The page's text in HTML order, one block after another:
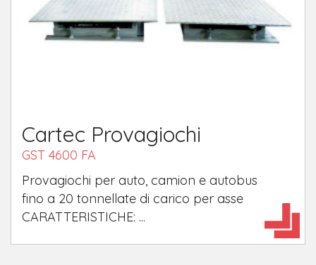
Cartec Provagiochi
GST 4600 FA
Provagiochi per auto, camion e autobus
fino a 20 tonnellate di carico per asse
CARATTERISTICHE: ...